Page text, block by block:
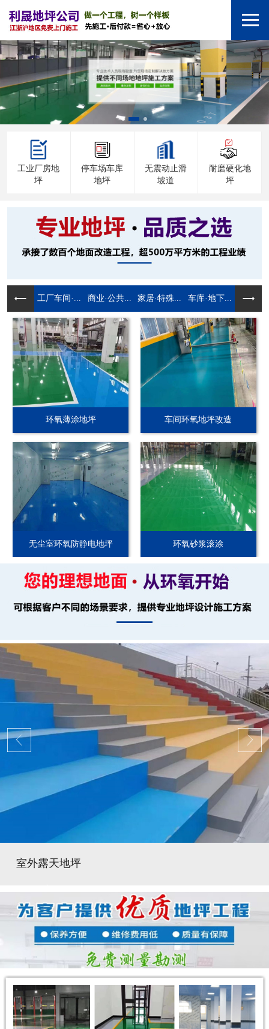
工业厂房地
坪
停车场车库
地坪
无震动止滑
坡道
耐磨硬化地
坪
工厂车间·... 商业·公共... 家居·特殊... 车库·地下...
环氧薄涂地坪 车间环氧地坪改造
无尘室环氧防静电地坪 环氧砂浆滚涂
室外露天地坪